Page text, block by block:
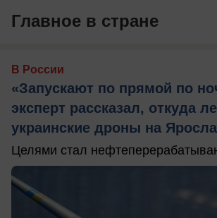
Главное в стране
В России
«Запускают по прямой по
эксперт рассказал, откуда
украинские дроны на
Целями стал